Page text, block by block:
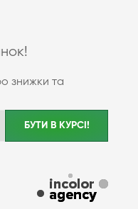
знижки та